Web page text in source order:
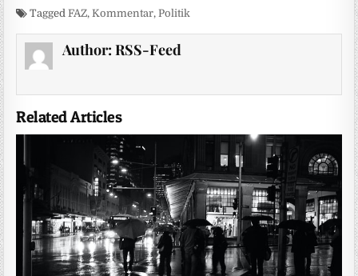
TaggedFAZ,Kommentar, Politik
Author: RSS-Feed
Related Articles